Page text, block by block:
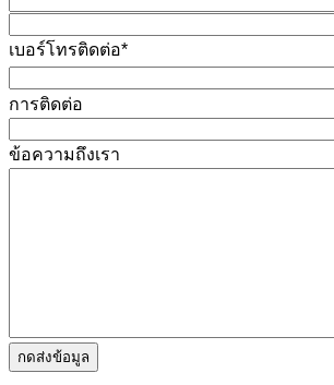
เบอร์โทรติดต่อ*
การติดต่อ
ข้อความถึงเรา